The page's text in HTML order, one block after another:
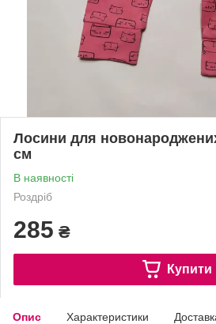
Лосини для
см
В наявності
Роздріб
285 ₴
Купити
Опис Характеристики